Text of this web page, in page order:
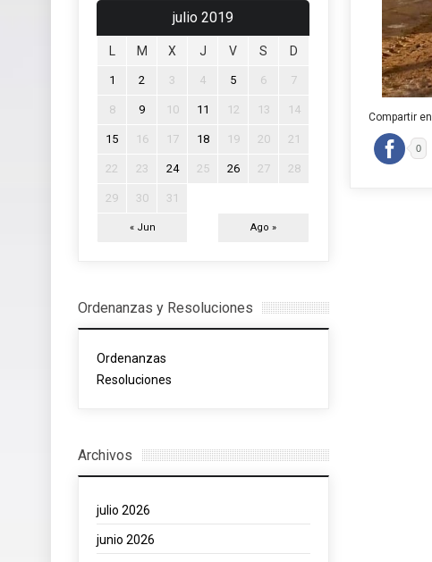
julio 2019
M X J V S D
« Jun Ago »
1 2 3 4 5 6 7
8 9 10 11 12 13 14
15 16 17 18 19 20 21
22 23 24 25 26 27 28
29 30 31
Ordenanzas y Resoluciones
Ordenanzas
Resoluciones
Archivos
julio 2026
junio 2026
Compartir en
0